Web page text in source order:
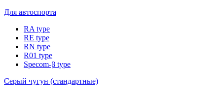
Для автоспорта
RA type
RE type
RN type
R01 type
Specom-β type
Серый чугун (стандартные)